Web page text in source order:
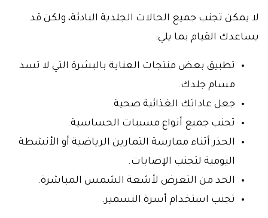
لا يمكن تجنب جميع الحالات الجلدية البادئة، ولكن قد
يساعدك القيام بما يلي:
تطبيق بعض منتجات العناية بالبشرة التي لا تسد
مسام جلدك.
جعل عاداتك الغذائية صحية.
تجنب جميع أنواع مسببات الحساسية.
الحذر أثناء ممارسة التمارين الرياضية أو الأنشطة
اليومية لتجنب الإصابات.
الحد من التعرض لأشعة الشمس المباشرة.
تجنب استخدام أسرة التسمير.